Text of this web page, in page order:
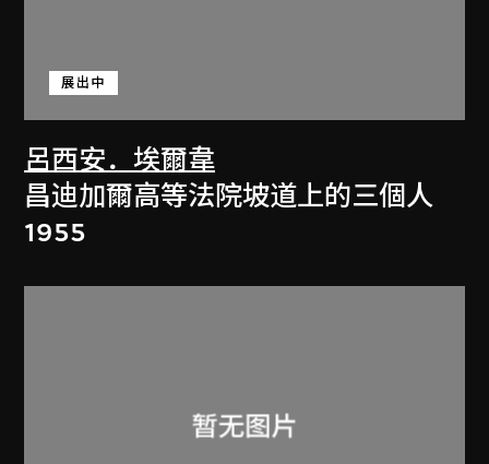
呂西安．埃爾韋
展出中
昌迪加爾高等法院坡道上的三個人
1955